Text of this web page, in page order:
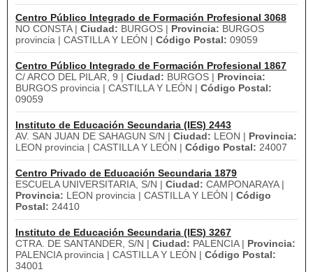
Centro Público Integrado de Formación Profesional 3068
NO CONSTA | Ciudad: BURGOS | Provincia: BURGOS
provincia | CASTILLA Y LEÓN | Código Postal: 09059
Centro Público Integrado de Formación Profesional 1867
C/ ARCO DEL PILAR, 9 | Ciudad: BURGOS | Provincia:
BURGOS provincia | CASTILLA Y LEÓN | Código Postal:
09059
Instituto de Educación Secundaria (IES) 2443
AV. SAN JUAN DE SAHAGUN S/N | Ciudad: LEON | Provincia:
LEON provincia | CASTILLA Y LEÓN | Código Postal: 24007
Centro Privado de Educación Secundaria 1879
ESCUELA UNIVERSITARIA, S/N | Ciudad: CAMPONARAYA |
Provincia: LEON provincia | CASTILLA Y LEÓN | Código
Postal: 24410
Instituto de Educación Secundaria (IES) 3267
CTRA. DE SANTANDER, S/N | Ciudad: PALENCIA | Provincia:
PALENCIA provincia | CASTILLA Y LEÓN | Código Postal:
34001